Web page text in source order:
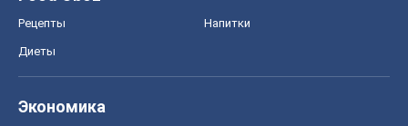
Рецепты Напитки
Диеты
Экономика